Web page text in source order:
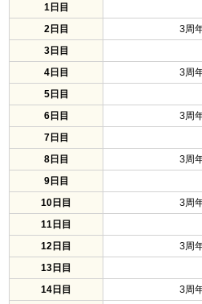
1日目
2日目
3周
3日目
4日目
3周
5日目
6日目
3周
7日目
8日目
3周
9日目
10日目
3周
11日目
12日目
3周
13日目
14日目
3周